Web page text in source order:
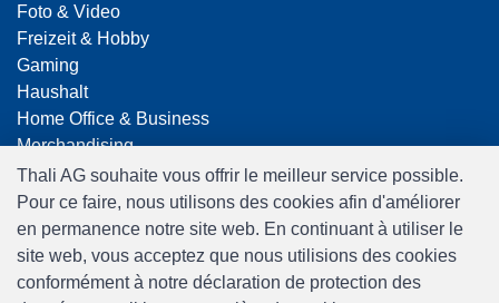
Foto & Video
Freizeit & Hobby
Gaming
Haushalt
Home Office & Business
Merchandising
Smart Home
Spielwaren
Travel
Thali AG souhaite vous offrir le meilleur service possible.
Pour ce faire, nous utilisons des cookies afin d'améliorer
en permanence notre site web. En continuant à utiliser le
site web, vous acceptez que nous utilisions des cookies
conformément à notre déclaration de protection des